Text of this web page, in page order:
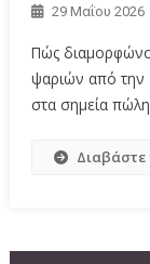
29 Μαΐου 2026
Πώς
ψαριών από την
στα σημεία
Διαβάστε